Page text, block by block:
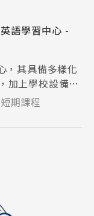
語學習中心 -
，其具備多樣化
加上學校設備新
學習。
短期課程